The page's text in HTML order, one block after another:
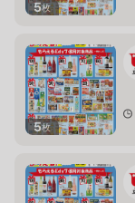
5枚
5枚